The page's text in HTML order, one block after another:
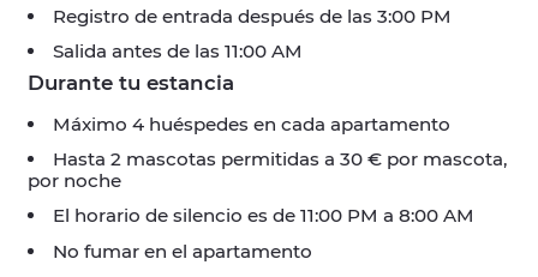
Registro de entrada después de las 3:00 PM
Salida antes de las 11:00 AM
Durante tu estancia
Máximo 4 huéspedes en cada apartamento
Hasta 2 mascotas permitidas a 30 € por mascota,
por noche
El horario de silencio es de 11:00 PM a 8:00 AM
No fumar en el apartamento